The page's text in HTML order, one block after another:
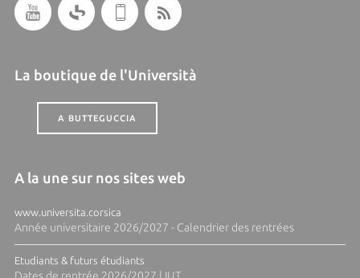
La boutique de l'Università
A BUTTEGUCCIA
A la une sur nos sites web
www.universita.corsica
Année universitaire 2026/2027 - Calendrier des rentrées
Etudiants & futurs étudiants